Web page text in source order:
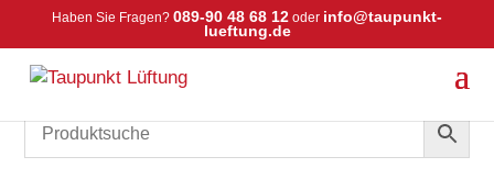
Haben Sie Fragen? 089-90 48 68 12 oder info@taupunkt-
lueftung.de